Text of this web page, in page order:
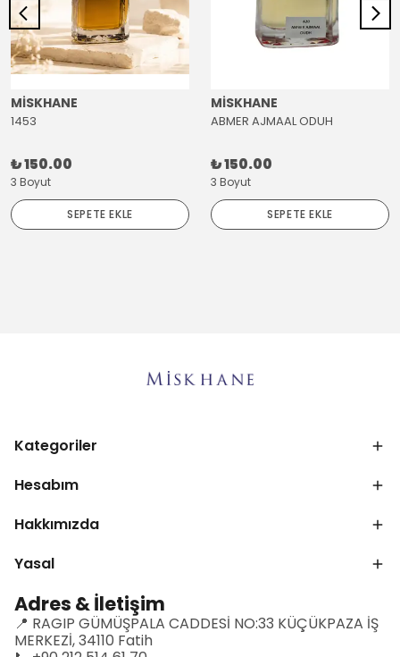
MİSKHANE
1453
₺ 150.00
3 Boyut
SEPETE EKLE
MİSKHANE
ABMER AJMAAL ODUH
₺ 150.00
3 Boyut
SEPETE EKLE
Kategoriler
Hesabım
Hakkımızda
Yasal
Adres & İletişim
📍 RAGIP GÜMÜŞPALA CADDESİ NO:33 KÜÇÜKPAZA İŞ
MERKEZİ, 34110 Fatih